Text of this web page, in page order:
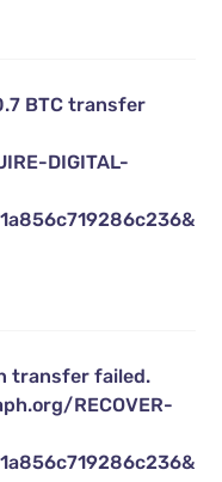
BTC transfer
DIGITAL-
transfer failed.
RECOVER-